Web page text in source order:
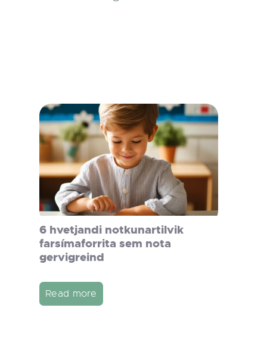
6 hvetjandi notkunartilvik
farsímaforrita sem nota
gervigreind
Read more